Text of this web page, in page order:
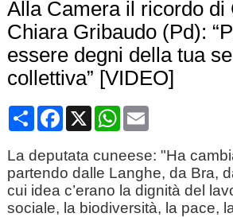
Alla Camera il ricordo di
Chiara Gribaudo (Pd):
essere degni della tua
collettiva” [VIDEO]
CondividiFacebook
X WhatsApp
Email
La deputata cuneese: "Ha
partendo dalle Langhe, da Bra,
cui idea c’erano la dignità del
sociale, la biodiversità, la pace,